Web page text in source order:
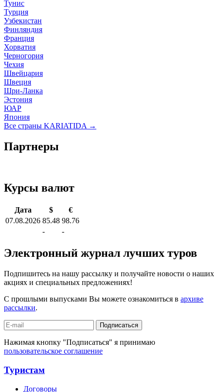
Тунис
Турция
Узбекистан
Финляндия
Франция
Хорватия
Черногория
Чехия
Швейцария
Швеция
Шри-Ланка
Эстония
ЮАР
Япония
Все страны KARIATIDA →
Партнеры
Курсы валют
Дата $
€
07.08.2026 85.48 98.76
-
-
Электронный журнал лучших туров
Подпишитесь на нашу рассылку и получайте новости о наших
акциях и специальных предложениях!
С прошлыми выпусками Вы можете ознакомиться в архиве
рассылки.
Подписаться
Нажимая кнопку "Подписаться" я принимаю
пользовательское соглашение
Туристам
Договоры